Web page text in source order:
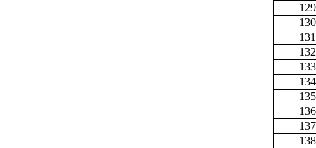
129
130
131
132
133
134
135
136
137
138